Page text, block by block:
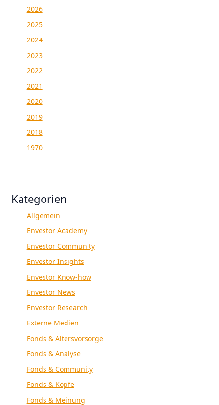
2026
2025
2024
2023
2022
2021
2020
2019
2018
1970
Kategorien
Allgemein
Envestor Academy
Envestor Community
Envestor Insights
Envestor Know-how
Envestor News
Envestor Research
Externe Medien
Fonds & Altersvorsorge
Fonds & Analyse
Fonds & Community
Fonds & Köpfe
Fonds & Meinung